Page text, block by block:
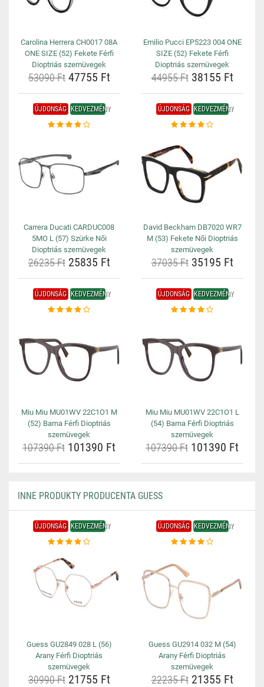
Carolina Herrera CH0017 08A
ONE SIZE (52) Fekete Férfi
Dioptriás szemüvegek
53090 Ft47755 Ft
Emilio Pucci EP5223 004 ONE
SIZE (52) Fekete Férfi
Dioptriás szemüvegek
44955 Ft38155 Ft
ÚJDONSÁG KEDVEZMÉNY
Carrera Ducati CARDUC008
5MO L (57) Szürke Női
Dioptriás szemüvegek
26235 Ft25835 Ft
ÚJDONSÁG KEDVEZMÉNY
David Beckham DB7020 WR7
M (53) Fekete Női Dioptriás
szemüvegek
37035 Ft35195 Ft
ÚJDONSÁG KEDVEZMÉNY
Miu Miu MU01WV 22C1O1 M
(52) Barna Férfi Dioptriás
szemüvegek
107390 Ft 101390 Ft
ÚJDONSÁG KEDVEZMÉNY
Miu Miu MU01WV 22C1O1 L
(54) Barna Férfi Dioptriás
szemüvegek
107390 Ft 101390 Ft
INNE PRODUKTY PRODUCENTA GUESS
ÚJDONSÁG KEDVEZMÉNY
Guess GU2849 028 L (56)
Arany Férfi Dioptriás
szemüvegek
30990 Ft21755 Ft
ÚJDONSÁG KEDVEZMÉNY
Guess GU2914 032 M (54)
Arany Férfi Dioptriás
szemüvegek
22235 Ft21355 Ft